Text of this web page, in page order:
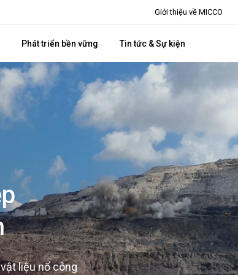
Giới thiệu về MICCO
Phát triển bền vững Tin tức & Sự kiện